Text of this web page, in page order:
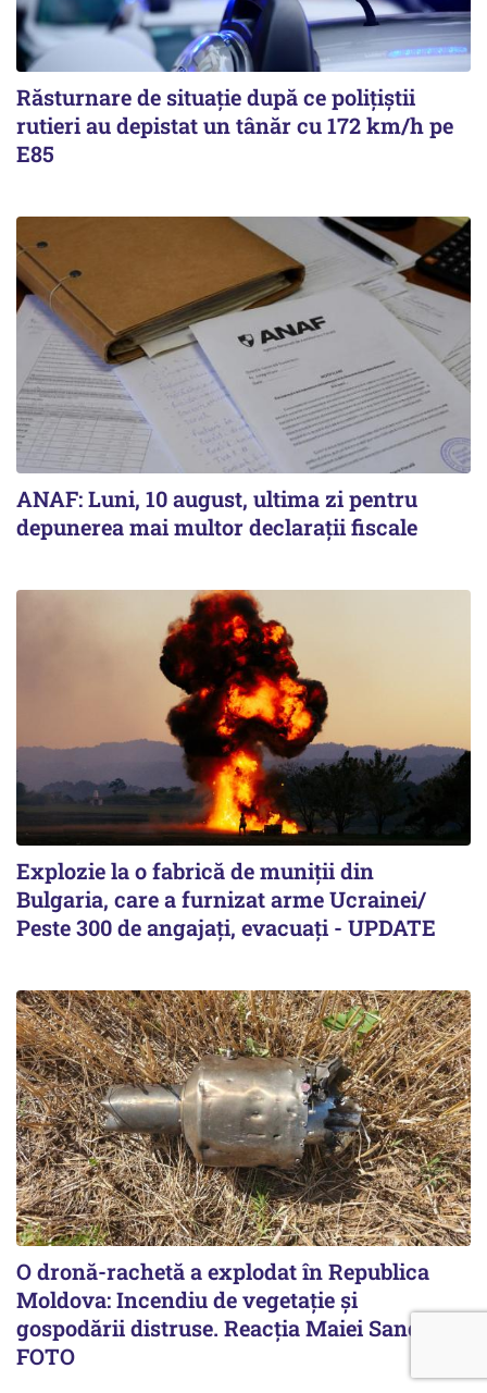
Răsturnare de situație după ce polițiștii
rutieri au depistat un tânăr cu 172 km/h pe
E85
ANAF: Luni, 10 august, ultima zi pentru
depunerea mai multor declarații fiscale
Explozie la o fabrică de muniții din
Bulgaria, care a furnizat arme Ucrainei/
Peste 300 de angajați, evacuați - UPDATE
O dronă-rachetă a explodat în Republica
Moldova: Incendiu de vegetație și
gospodării distruse. Reacția Maiei Sandu -
FOTO